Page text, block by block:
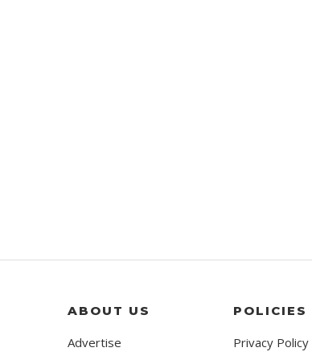
ABOUT US
Advertise
POLICIES
Privacy Policy